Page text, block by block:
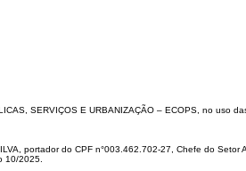
SERVIÇOS E URBANIZAÇÃO – ECOPS, no uso
portador do CPF n°003.462.702-27, Chefe do Setor
10/2025.